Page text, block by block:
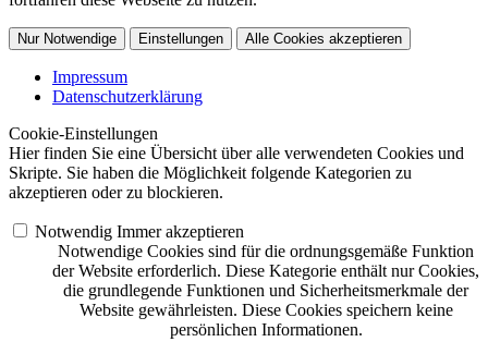
Nur Notwendige Einstellungen Alle Cookies akzeptieren
Impressum
Datenschutzerklärung
Cookie-Einstellungen
Hier finden Sie eine Übersicht über alle verwendeten Cookies und
Skripte. Sie haben die Möglichkeit folgende Kategorien zu
akzeptieren oder zu blockieren.
Notwendig Immer akzeptieren
Notwendige Cookies sind für die ordnungsgemäße Funktion
der Website erforderlich. Diese Kategorie enthält nur Cookies,
die grundlegende Funktionen und Sicherheitsmerkmale der
Website gewährleisten. Diese Cookies speichern keine
persönlichen Informationen.